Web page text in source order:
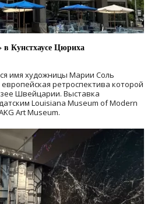
Кунстхаусе Цюриха
имя художницы Марии Соль
европейская ретроспектива которой
Швейцарии. Выставка
Louisiana Museum of Modern
Art Museum.